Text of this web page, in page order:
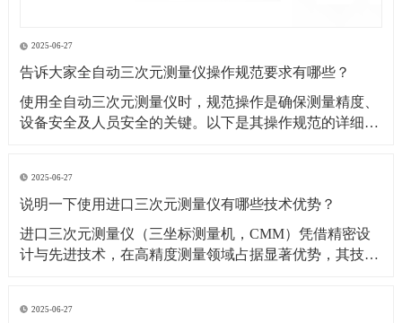
2025-06-27
告诉大家全自动三次元测量仪操作规范要求有哪些？
​使用全自动三次元测量仪时，规范操作是确保测量精度、
设备安全及人员安全的关键。以下是其操作规范的详细要
度控制在 40%~60% RH，避免温度剧烈波动或潮湿导致设
备变形、传感器失灵。防尘与防
2025-06-27
说明一下使用进口三次元测量仪有哪些技术优势？
​进口三次元测量仪（三坐标测量机，CMM）凭借精密设
计与先进技术，在高精度测量领域占据显著优势，其技术
辨率与重复性：进口设备（如德国蔡司、美国 API、日本
2025-06-27